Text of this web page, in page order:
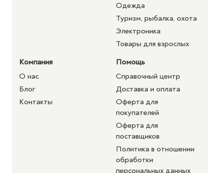
Одежда
Туризм, рыбалка, охота
Электроника
Товары для взрослых
Компания
О нас
Блог
Контакты
Помощь
Справочный центр
Доставка и оплата
Оферта для
покупателей
Оферта для
поставщиков
Политика в отношении
обработки
персональных данных